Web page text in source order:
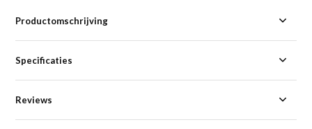
Productomschrijving
Specificaties
Reviews